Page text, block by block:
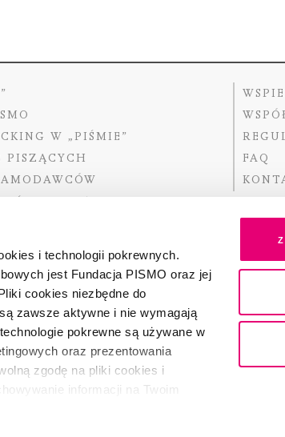
i technologii pokrewnych.
jest Fundacja PISMO oraz jej
cookies niezbędne do
zawsze aktywne i nie wymagają
pokrewne są używane w
oraz prezentowania
zgodę na pliki cookies i
informacji na Twoim
pokrewne możesz w każdej chwili
W „PIŚMIE”
PISZĄCYCH
FAQ
Dofinansowano
Narodowego